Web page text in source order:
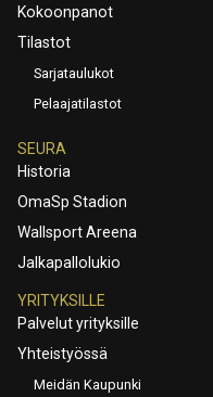
Kokoonpanot
Tilastot
Sarjataulukot
Pelaajatilastot
SEURA
Historia
OmaSp Stadion
Wallsport Areena
Jalkapallolukio
YRITYKSILLE
Palvelut yrityksille
Yhteistyössä
Meidän Kaupunki